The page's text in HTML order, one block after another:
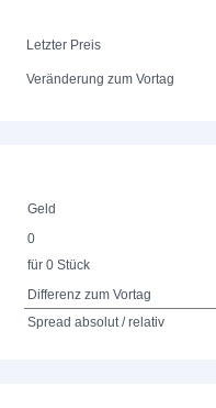
Letzter Preis
Veränderung zum Vortag
Geld
0
für 0 Stück
Differenz zum Vortag
Spread absolut / relativ